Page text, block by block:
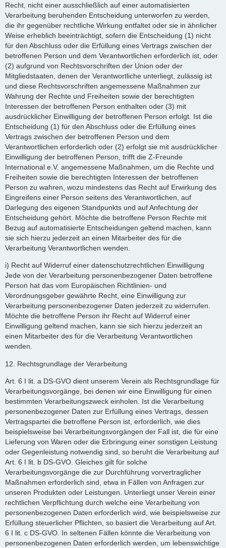
Recht, nicht einer ausschließlich auf einer automatisierten
Verarbeitung beruhenden Entscheidung unterworfen zu werden,
die ihr gegenüber rechtliche Wirkung entfaltet oder sie in ähnlicher
Weise erheblich beeinträchtigt, sofern die Entscheidung (1) nicht
für den Abschluss oder die Erfüllung eines Vertrags zwischen der
betroffenen Person und dem Verantwortlichen erforderlich ist, oder
(2) aufgrund von Rechtsvorschriften der Union oder der
Mitgliedstaaten, denen der Verantwortliche unterliegt, zulässig ist
und diese Rechtsvorschriften angemessene Maßnahmen zur
Wahrung der Rechte und Freiheiten sowie der berechtigten
Interessen der betroffenen Person enthalten oder (3) mit
ausdrücklicher Einwilligung der betroffenen Person erfolgt. Ist die
Entscheidung (1) für den Abschluss oder die Erfüllung eines
Vertrags zwischen der betroffenen Person und dem
Verantwortlichen erforderlich oder (2) erfolgt sie mit ausdrücklicher
Einwilligung der betroffenen Person, trifft die Z-Freunde
International e.V. angemessene Maßnahmen, um die Rechte und
Freiheiten sowie die berechtigten Interessen der betroffenen
Person zu wahren, wozu mindestens das Recht auf Erwirkung des
Eingreifens einer Person seitens des Verantwortlichen, auf
Darlegung des eigenen Standpunkts und auf Anfechtung der
Entscheidung gehört. Möchte die betroffene Person Rechte mit
Bezug auf automatisierte Entscheidungen geltend machen, kann
sie sich hierzu jederzeit an einen Mitarbeiter des für die
Verarbeitung Verantwortlichen wenden.
i) Recht auf Widerruf einer datenschutzrechtlichen Einwilligung
Jede von der Verarbeitung personenbezogener Daten betroffene
Person hat das vom Europäischen Richtlinien- und
Verordnungsgeber gewährte Recht, eine Einwilligung zur
Verarbeitung personenbezogener Daten jederzeit zu widerrufen.
Möchte die betroffene Person ihr Recht auf Widerruf einer
Einwilligung geltend machen, kann sie sich hierzu jederzeit an
einen Mitarbeiter des für die Verarbeitung Verantwortlichen
wenden.
12. Rechtsgrundlage der Verarbeitung
Art. 6 I lit. a DS-GVO dient unserem Verein als Rechtsgrundlage für
Verarbeitungsvorgänge, bei denen wir eine Einwilligung für einen
bestimmten Verarbeitungszweck einholen. Ist die Verarbeitung
personenbezogener Daten zur Erfüllung eines Vertrags, dessen
Vertragspartei die betroffene Person ist, erforderlich, wie dies
beispielsweise bei Verarbeitungsvorgängen der Fall ist, die für eine
Lieferung von Waren oder die Erbringung einer sonstigen Leistung
oder Gegenleistung notwendig sind, so beruht die Verarbeitung auf
Art. 6 I lit. b DS-GVO. Gleiches gilt für solche
Verarbeitungsvorgänge die zur Durchführung vorvertraglicher
Maßnahmen erforderlich sind, etwa in Fällen von Anfragen zur
unseren Produkten oder Leistungen. Unterliegt unser Verein einer
rechtlichen Verpflichtung durch welche eine Verarbeitung von
personenbezogenen Daten erforderlich wird, wie beispielsweise zur
Erfüllung steuerlicher Pflichten, so basiert die Verarbeitung auf Art.
6 I lit. c DS-GVO. In seltenen Fällen könnte die Verarbeitung von
personenbezogenen Daten erforderlich werden, um lebenswichtige